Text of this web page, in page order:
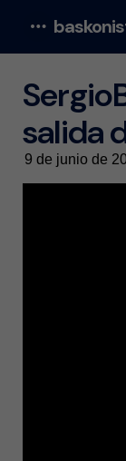
salida
9 de junio de